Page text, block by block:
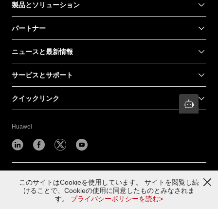
製品とソリューション
パートナー
ニュースと最新情報
サービスとサポート
クイックリンク
Huawei
2026
お問い合わせ 利用規約 プライバシー
このサイトはCookieを使用しています。 サイトを閲覧し続
けることで、Cookieの使用に同意したものとみなされま
す。 プライバシーポリシーを読む>